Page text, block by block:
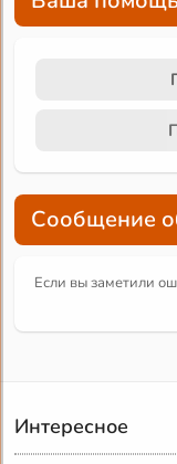
Сообщение
Если вы заметили
Интересное